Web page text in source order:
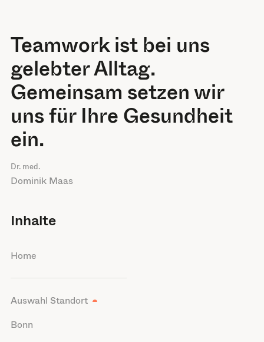
Teamwork ist bei uns
gelebter Alltag.
Gemeinsam setzen wir
uns für Ihre Gesundheit
ein.
Dr. med.
Dominik Maas
Inhalte
Home
Auswahl Standort
Bonn